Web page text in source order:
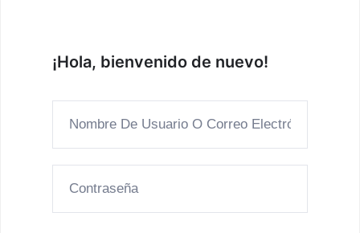
¡Hola, bienvenido de nuevo!